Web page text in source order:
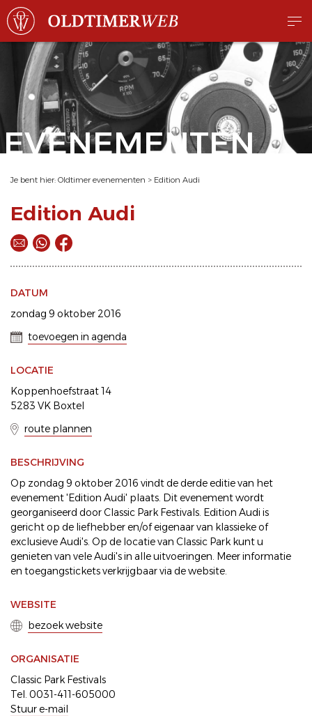
EVENEMENTEN
Je bent hier: Oldtimer evenementen > Edition Audi
Edition Audi
DATUM
zondag 9 oktober 2016
toevoegen in agenda
LOCATIE
Koppenhoefstraat 14
5283 VK Boxtel
route plannen
BESCHRIJVING
Op zondag 9 oktober 2016 vindt de derde editie van het
evenement 'Edition Audi' plaats. Dit evenement wordt
georganiseerd door Classic Park Festivals. Edition Audi is
gericht op de liefhebber en/of eigenaar van klassieke of
exclusieve Audi's. Op de locatie van Classic Park kunt u
genieten van vele Audi's in alle uitvoeringen. Meer informatie
en toegangstickets verkrijgbaar via de website.
WEBSITE
bezoek website
ORGANISATIE
Classic Park Festivals
Tel. 0031-411-605000
Stuur e-mail